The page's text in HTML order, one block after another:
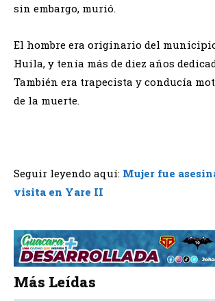
sin embargo, murió.
El hombre era originario del
Huila, y tenía más de diez años
También era trapecista y conducía
de la muerte.
Seguir leyendo aquí: Mujer fue
visita en Yare II
Más Leídas